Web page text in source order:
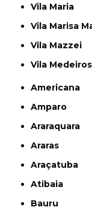
Vila Maria
Vila Marisa
Vila Mazzei
Vila Medeiros
Americana
Amparo
Araraquara
Araras
Araçatuba
Atibaia
Bauru